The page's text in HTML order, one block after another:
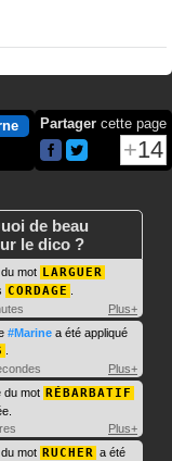
Partager cette page
14
de beau
le dico ?
mot LARGUER
CORDAGE
Plus+
#Marine a été appliqué
Plus+
du mot RÉBARBATIF
Plus+
mot RUCHER a été